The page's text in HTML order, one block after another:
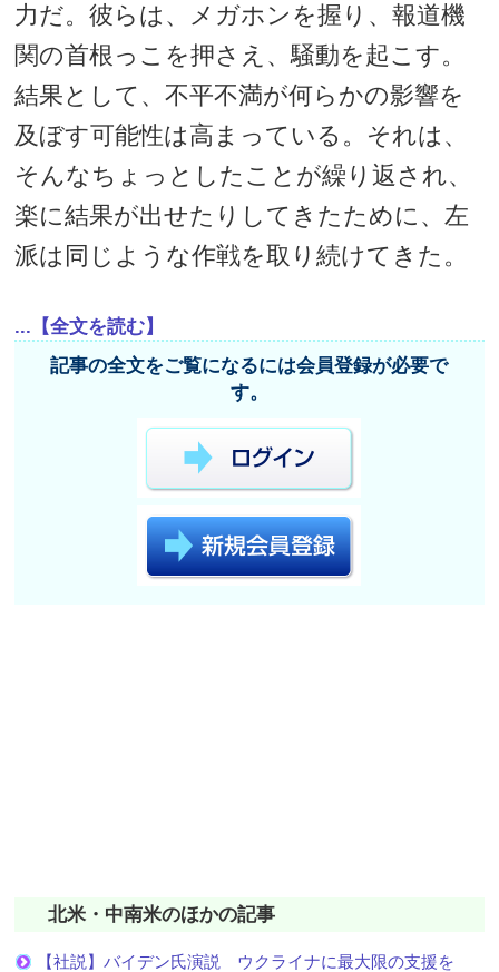
力だ。彼らは、メガホンを握り、報道機
関の首根っこを押さえ、騒動を起こす。
結果として、不平不満が何らかの影響を
及ぼす可能性は高まっている。それは、
そんなちょっとしたことが繰り返され、
楽に結果が出せたりしてきたために、左
派は同じような作戦を取り続けてきた。
...【全文を読む】
記事の全文をご覧になるには会員登録が必要で
す。
北米・中南米のほかの記事
【社説】バイデン氏演説 ウクライナに最大限の支援を